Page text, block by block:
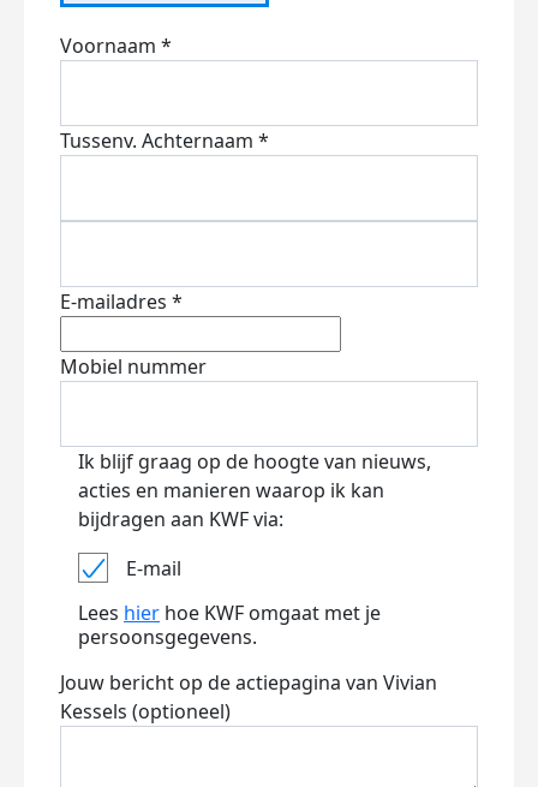
Voornaam *
Tussenv. Achternaam *
E-mailadres *
Mobiel nummer
Ik blijf graag op de hoogte van nieuws,
acties en manieren waarop ik kan
bijdragen aan KWF via:
E-mail
Lees hier hoe KWF omgaat met je
persoonsgegevens.
Jouw bericht op de actiepagina van Vivian
Kessels (optioneel)